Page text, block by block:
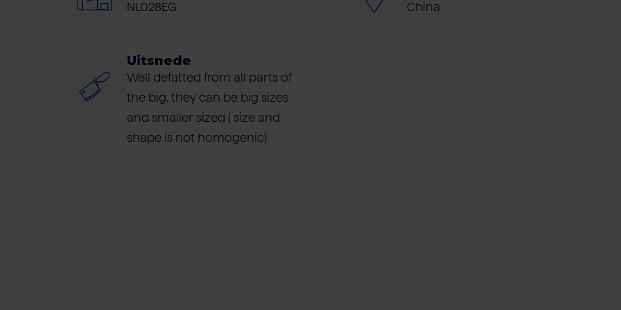
NL028EG China
Uitsnede
Well defatted from all parts of
the big, they can be big sizes
and smaller sized ( size and
shape is not homogenic)